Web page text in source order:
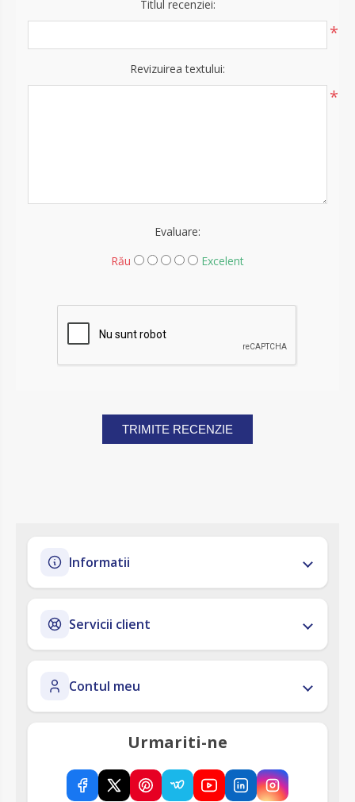
Titlul recenziei:
*
Revizuirea textului:
*
Evaluare:
Rău
Excelent
TRIMITE RECENZIE
Informatii
Servicii client
Contul meu
Urmariti-ne